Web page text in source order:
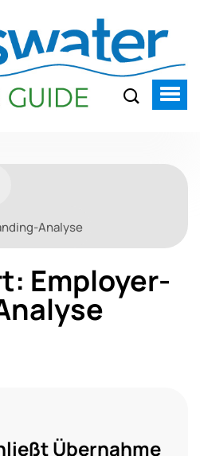
Analyse
Employer-
Übernahme